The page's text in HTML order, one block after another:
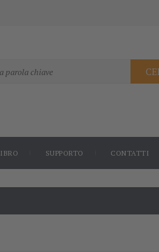
SUPPORTO CONTATTI